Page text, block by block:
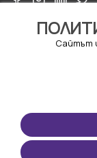
Сайтът
ПОЛЗВАНЕ
Правила и
ползване